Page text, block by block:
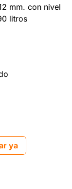
mm. con nivel
litros
ya